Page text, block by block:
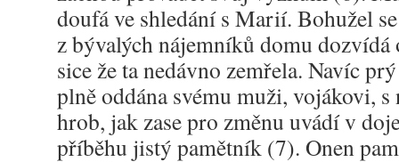
doufá ve shledání s Marií. Bohužel
z bývalých nájemníků domu dozvídá
sice že ta nedávno zemřela. Navíc
plně oddána svému muži, vojákovi,
hrob, jak zase pro změnu uvádí v
příběhu jistý pamětník (7). Onen